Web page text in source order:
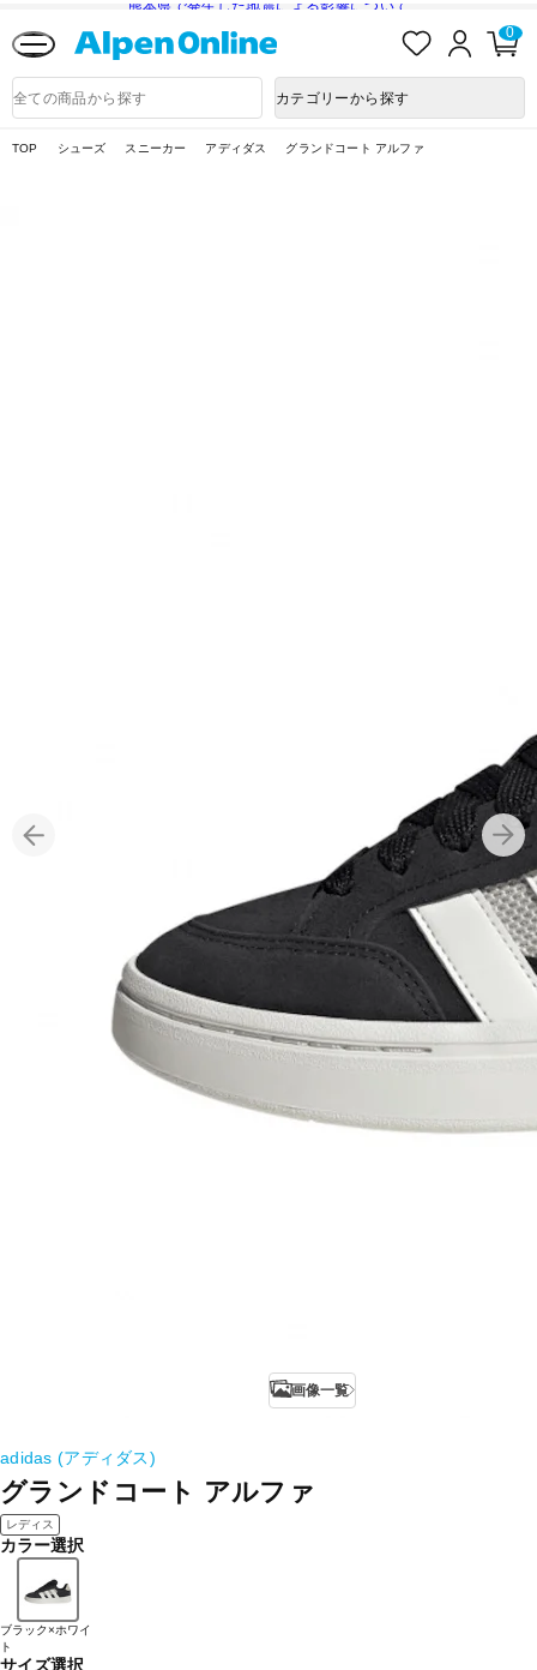
熊本県で発生した地震による影響について
入
ロ
ン
0
品
検
カテゴリーから探す
TOP シューズ スニーカー アディダス グランドコート アルファ
画像一覧
adidas (アディダス)
グランドコート アルファ
レディス
カラー選択
ブラック×ホワイ
ト
サイズ選択